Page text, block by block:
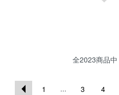
全2023商品中
1 ... 3 4